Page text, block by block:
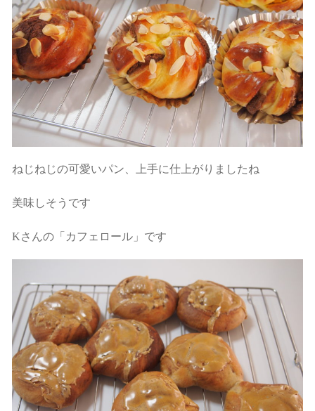
ねじねじの可愛いパン、上手に仕上がりましたね
美味しそうです
Kさんの「カフェロール」です